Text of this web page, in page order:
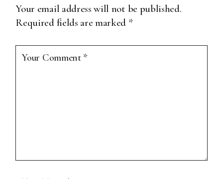
Your email address will not be published.
Required fields are marked *